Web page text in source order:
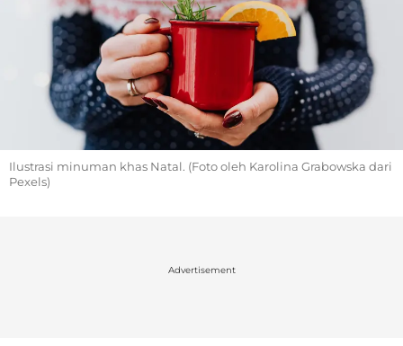
Ilustrasi minuman khas Natal. (Foto oleh Karolina Grabowska dari
Pexels)
Advertisement